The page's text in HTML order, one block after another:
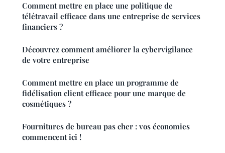
Comment mettre en place une politique de
télétravail efficace dans une entreprise de services
financiers ?
Découvrez comment améliorer la cybervigilance
de votre entreprise
Comment mettre en place un programme de
fidélisation client efficace pour une marque de
cosmétiques ?
Fournitures de bureau pas cher : vos économies
commencent ici !